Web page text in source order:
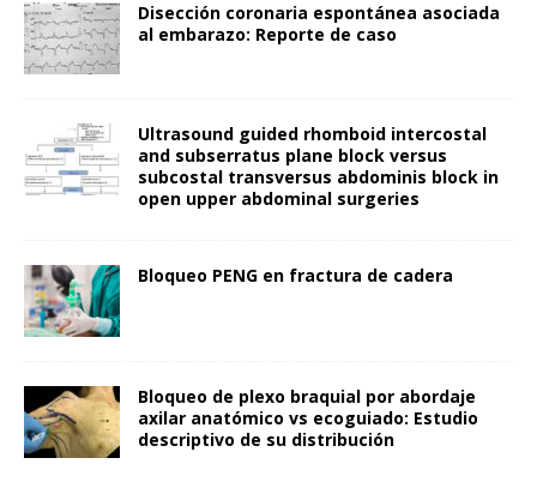
Disección coronaria espontánea asociada
al embarazo: Reporte de caso
Ultrasound guided rhomboid intercostal
and subserratus plane block versus
subcostal transversus abdominis block in
open upper abdominal surgeries
Bloqueo PENG en fractura de cadera
Bloqueo de plexo braquial por abordaje
axilar anatómico vs ecoguiado: Estudio
descriptivo de su distribución